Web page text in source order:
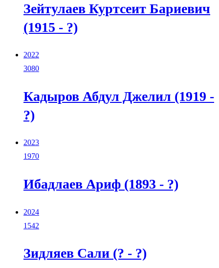
Зейтулаев Куртсеит Бариевич
(1915 - ?)
2022
3080
Кадыров Абдул Джелил (1919 -
?)
2023
1970
Ибадлаев Ариф (1893 - ?)
2024
1542
Зидляев Сали (? - ?)